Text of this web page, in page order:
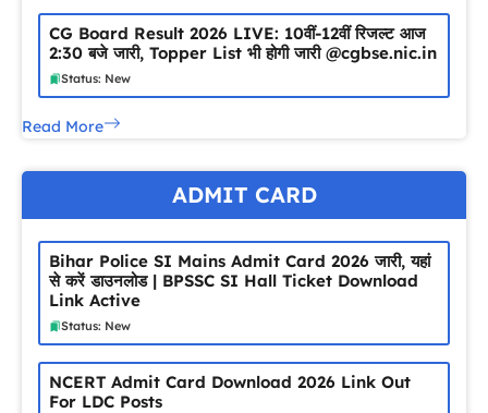
CG Board Result 2026 LIVE: 10वीं-12वीं रिजल्ट आज
2:30 बजे जारी, Topper List भी होगी जारी @cgbse.nic.in
Status: New
Read More
ADMIT CARD
Bihar Police SI Mains Admit Card 2026 जारी, यहां
से करें डाउनलोड | BPSSC SI Hall Ticket Download
Link Active
Status: New
NCERT Admit Card Download 2026 Link Out
For LDC Posts